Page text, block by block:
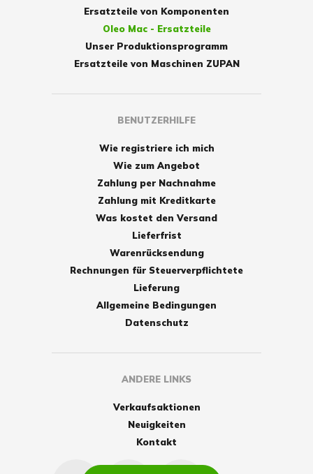
Ersatzteile von Komponenten
Oleo Mac - Ersatzteile
Unser Produktionsprogramm
Ersatzteile von Maschinen ZUPAN
BENUTZERHILFE
Wie registriere ich mich
Wie zum Angebot
Zahlung per Nachnahme
Zahlung mit Kreditkarte
Was kostet den Versand
Lieferfrist
Warenrücksendung
Rechnungen für Steuerverpflichtete
Lieferung
Allgemeine Bedingungen
Datenschutz
ANDERE LINKS
Verkaufsaktionen
Neuigkeiten
Kontakt